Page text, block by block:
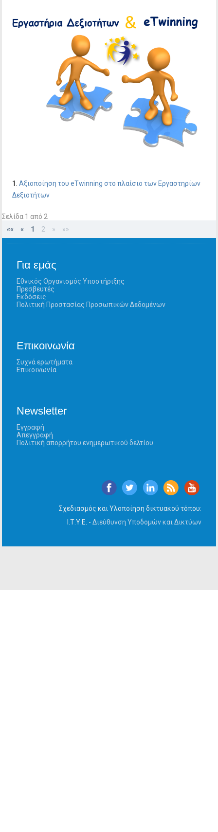
Aξιοποίηση του eTwinning στο πλαίσιο των Εργαστηρίων
Δεξιοτήτων
Σελίδα 1 από 2
««
« 1 2 » »»
Για εμάς
Εθνικός Οργανισμός Υποστήριξης
Πρεσβευτές
Εκδόσεις
Πολιτική Προστασίας Προσωπικών Δεδομένων
Επικοινωνία
Συχνά ερωτήματα
Επικοινωνία
Newsletter
Εγγραφή
Απεγγραφή
Πολιτική απορρήτου ενημερωτικού δελτίου
Σχεδιασμός και Υλοποίηση δικτυακού τόπου:
Ι.Τ.Υ.Ε. - Διεύθυνση Υποδομών και Δικτύων